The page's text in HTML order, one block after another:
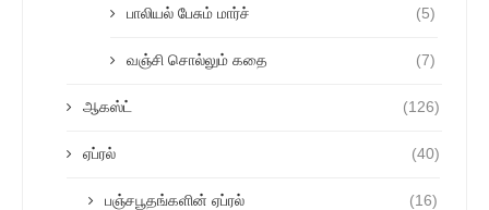
பாலியல் பேசும் மார்ச் (5)
வஞ்சி சொல்லும் கதை (7)
ஆகஸ்ட் (126)
ஏப்ரல் (40)
பஞ்சபூதங்களின் ஏப்ரல் (16)